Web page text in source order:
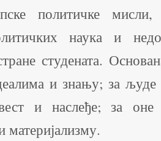
политичке
наука и
студената.
и знању; за људе
и наслеђе; за